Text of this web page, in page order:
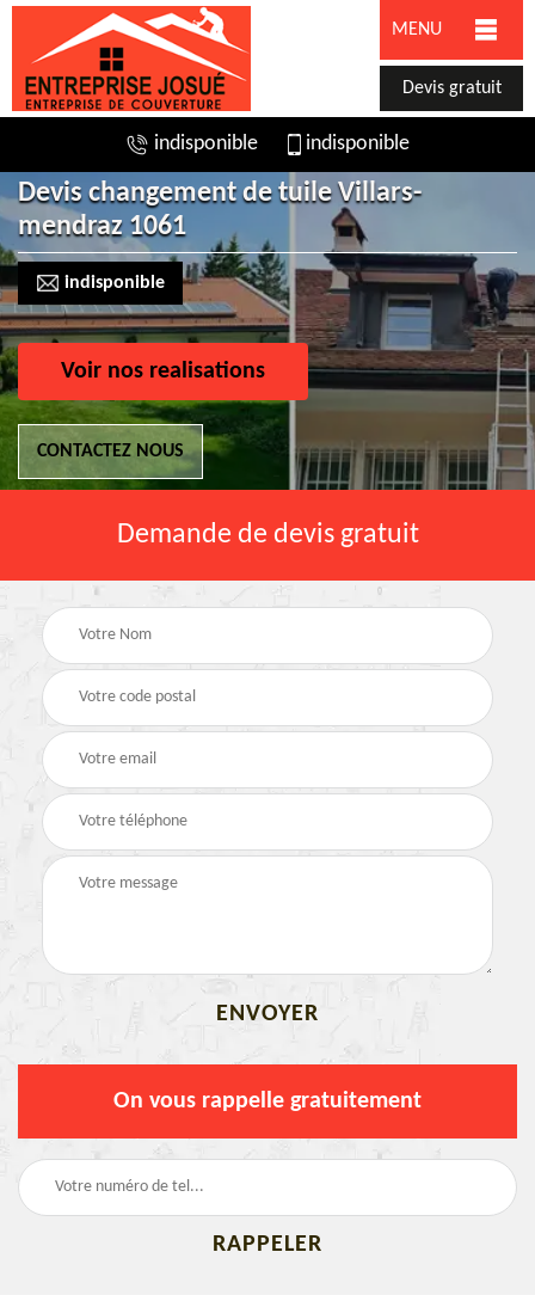
MENU
Devis gratuit
indisponible indisponible
Devis changement de tuile Villars-
mendraz 1061
indisponible
Voir nos realisations
CONTACTEZ NOUS
Demande de devis gratuit
On vous rappelle gratuitement